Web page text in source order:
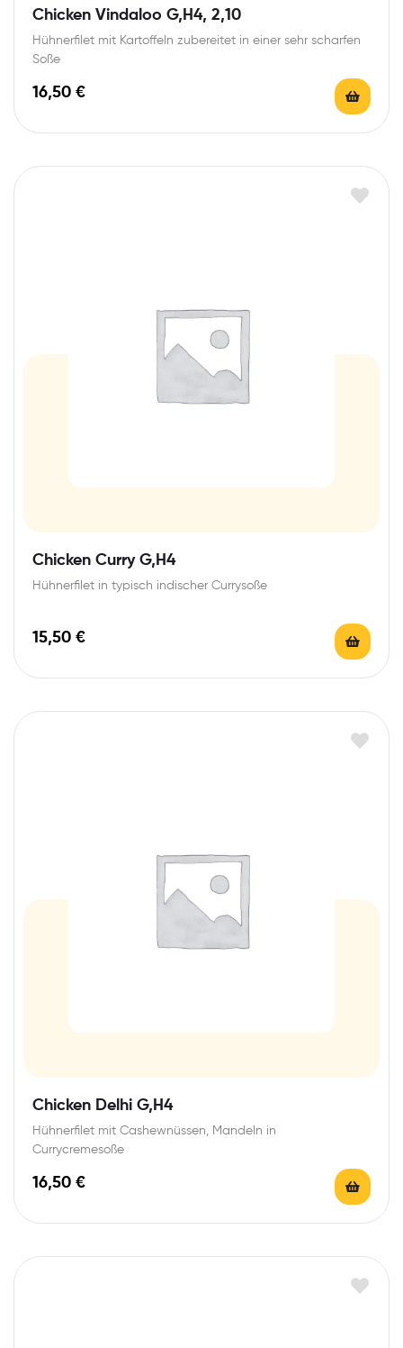
Chicken Vindaloo G,H4, 2,10
Hühnerfilet mit Kartoffeln zubereitet in einer sehr scharfen
Soße
16,50 €
Chicken Curry G,H4
Hühnerfilet in typisch indischer Currysoße
15,50 €
Chicken Delhi G,H4
Hühnerfilet mit Cashewnüssen, Mandeln in
Currycremesoße
16,50 €